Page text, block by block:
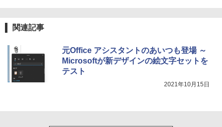
￥1,600
New Amazon Kindle Scribe Colorsoft |
11インチカラーディスプレイ、64GBスト
レージ、ノート機能搭載、明るさ自動調
整、色調調節ライト、プレミアムペン付
関連記事
元Office アシスタントのあいつも登場 ～
Microsoftが新デザインの絵文字セットを
テスト
2021年10月15日